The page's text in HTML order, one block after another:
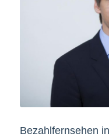
Bezahlfernsehen